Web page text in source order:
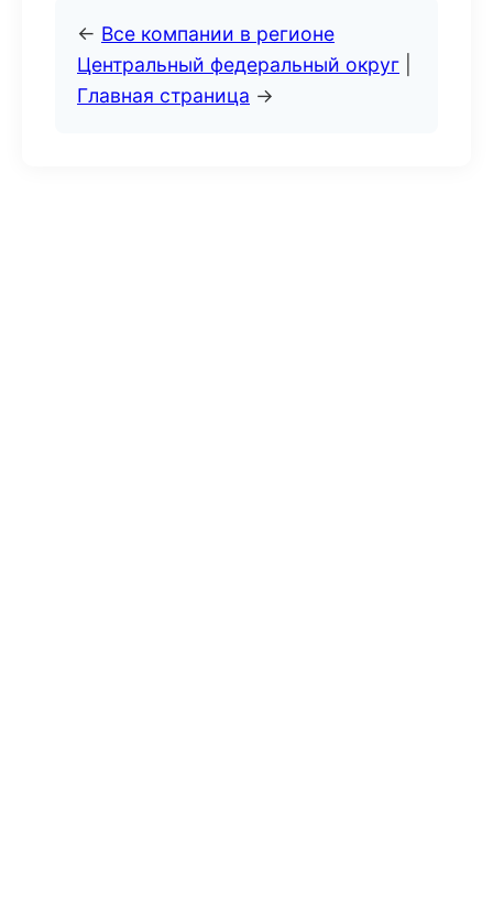
← Все компании в регионе
Центральный федеральный округ
Главная страница →